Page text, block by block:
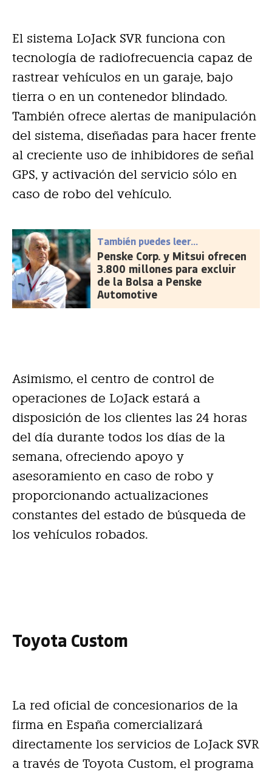
El sistema LoJack SVR funciona con
tecnología de radiofrecuencia capaz de
rastrear vehículos en un garaje, bajo
tierra o en un contenedor blindado.
También ofrece alertas de manipulación
del sistema, diseñadas para hacer frente
al creciente uso de inhibidores de señal
GPS, y activación del servicio sólo en
caso de robo del vehículo.
También puedes leer...
Penske Corp. y Mitsui ofrecen
3.800 millones para excluir
de la Bolsa a Penske
Automotive
Asimismo, el centro de control de
operaciones de LoJack estará a
disposición de los clientes las 24 horas
del día durante todos los días de la
semana, ofreciendo apoyo y
asesoramiento en caso de robo y
proporcionando actualizaciones
constantes del estado de búsqueda de
los vehículos robados.
Toyota Custom
La red oficial de concesionarios de la
firma en España comercializará
directamente los servicios de LoJack SVR
a través de Toyota Custom, el programa